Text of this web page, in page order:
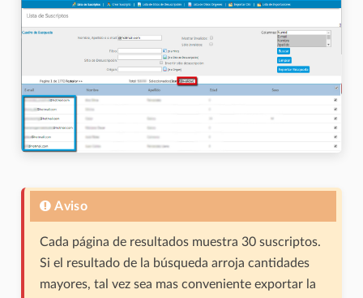
Aviso
Cada página de resultados muestra 30 suscriptos.
Si el resultado de la búsqueda arroja cantidades
mayores, tal vez sea mas conveniente exportar la